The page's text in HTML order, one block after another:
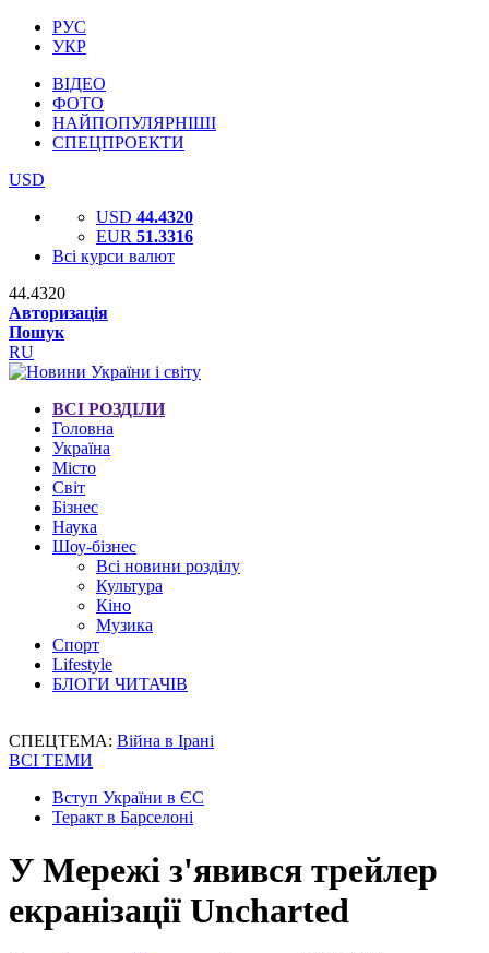
РУС
УКР
ВІДЕО
ФОТО
НАЙПОПУЛЯРНІШІ
СПЕЦПРОЕКТИ
USD
USD 44.4320
EUR 51.3316
Всі курси валют
44.4320
Авторизація
Пошук
RU
ВСІ РОЗДІЛИ
Головна
Україна
Місто
Світ
Бізнес
Наука
Шоу-бізнес
Всі новини розділу
Культура
Кіно
Музика
Спорт
Lifestyle
БЛОГИ ЧИТАЧІВ
СПЕЦТЕМА: Війна в Ірані
ВСІ ТЕМИ
Вступ України в ЄС
Теракт в Барселоні
У Мережі з'явився трейлер
екранізації Uncharted